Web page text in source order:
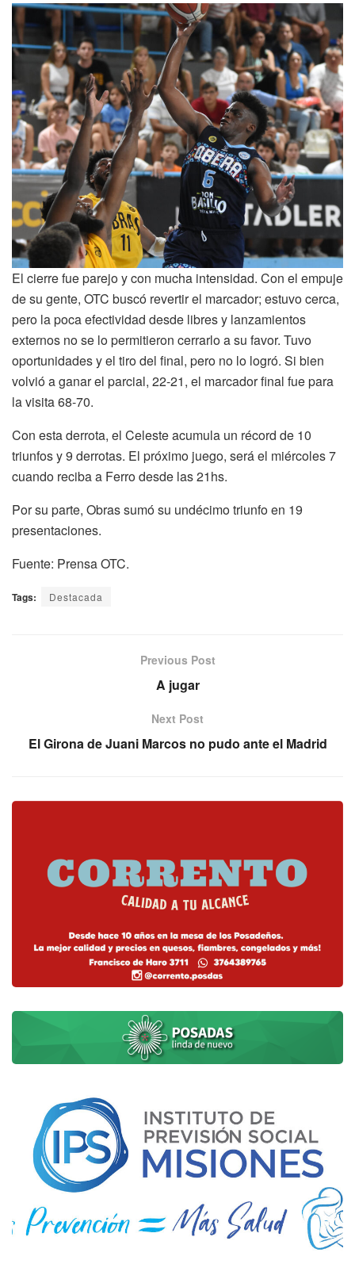
El cierre fue parejo y con mucha intensidad. Con el empuje
de su gente, OTC buscó revertir el marcador; estuvo cerca,
pero la poca efectividad desde libres y lanzamientos
externos no se lo permitieron cerrarlo a su favor. Tuvo
oportunidades y el tiro del final, pero no lo logró. Si bien
volvió a ganar el parcial, 22-21, el marcador final fue para
la visita 68-70.
Con esta derrota, el Celeste acumula un récord de 10
triunfos y 9 derrotas. El próximo juego, será el miércoles 7
cuando reciba a Ferro desde las 21hs.
Por su parte, Obras sumó su undécimo triunfo en 19
presentaciones.
Fuente: Prensa OTC.
Tags: Destacada
Previous Post
A jugar
Next Post
El Girona de Juani Marcos no pudo ante el Madrid